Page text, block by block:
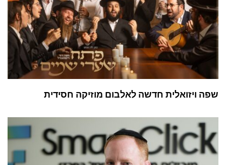
שפה ויזואלית חדשה לאלבום מוזיקה חסידית